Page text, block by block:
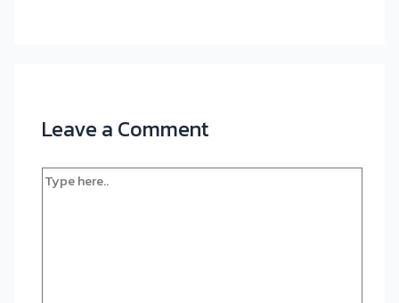
Leave a Comment
Type